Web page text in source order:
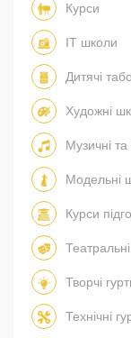
Курси
IT школи
Дитячі
Художні
Музичні та
Модельні
Курси
Творчі
Технічні